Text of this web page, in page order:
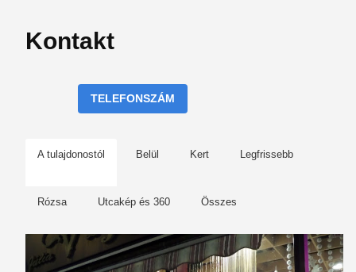
Kontakt
TELEFONSZÁM
A tulajdonostól Belül Kert Legfrissebb
Rózsa Utcakép és 360 Összes